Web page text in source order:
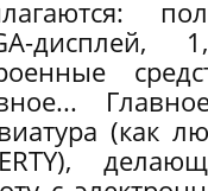
дисплей,
(как